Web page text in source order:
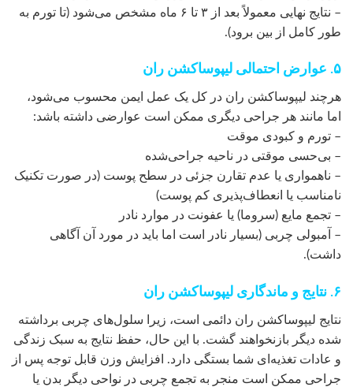
– نتایج نهایی معمولاً بعد از ۳ تا ۶ ماه مشخص می‌شود (تا تورم به
طور کامل از بین برود).
۵. عوارض احتمالی لیپوساکشن ران
هرچند لیپوساکشن ران در کل یک عمل ایمن محسوب می‌شود،
اما مانند هر جراحی دیگری ممکن است عوارضی داشته باشد:
– تورم و کبودی موقت
– بی‌حسی موقتی در ناحیه جراحی‌شده
– ناهمواری یا عدم تقارن جزئی در سطح پوست (در صورت تکنیک
نامناسب یا انعطاف‌پذیری کم پوست)
– تجمع مایع (سروما) یا عفونت در موارد نادر
– آمبولی چربی (بسیار نادر است اما باید در مورد آن آگاهی
داشت).
۶. نتایج و ماندگاری لیپوساکشن ران
نتایج لیپوساکشن ران دائمی است، زیرا سلول‌های چربی برداشته
شده دیگر بازنخواهند گشت. با این حال، حفظ نتایج به سبک زندگی
و عادات تغذیه‌ای شما بستگی دارد. افزایش وزن قابل توجه پس از
جراحی ممکن است منجر به تجمع چربی در نواحی دیگر بدن یا